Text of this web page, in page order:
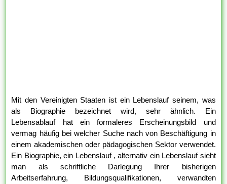
Mit den Vereinigten Staaten ist ein Lebenslauf seinem, was
als Biographie bezeichnet wird, sehr ähnlich. Ein
Lebensablauf hat ein formaleres Erscheinungsbild und
vermag häufig bei welcher Suche nach von Beschäftigung in
einem akademischen oder pädagogischen Sektor verwendet.
Ein Biographie, ein Lebenslauf , alternativ ein Lebenslauf sieht
man als schriftliche Darlegung Ihrer bisherigen
Arbeitserfahrung, Bildungsqualifikationen, verwandten